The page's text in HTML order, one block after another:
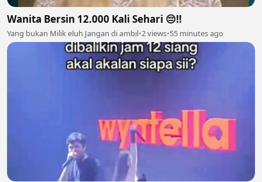
Wanita Bersin 12.000 Kali Sehari 😔‼️
Yang bukan Milik eluh Jangan di ambil•2 views•55 minutes ago